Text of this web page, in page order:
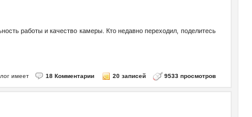
работы и качество камеры. Кто недавно переходил, поделитесь
имеет 18 Комментарии 20 записей 9533 просмотров